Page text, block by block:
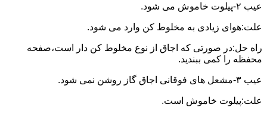
عیب ۲-پیلوت خاموش می شود.
علت:هوای زیادی به مخلوط کن وارد می شود.
راه حل:در صورتی که اجاق از نوع مخلوط کن دار است،صفحه
محفظه را کمی ببندید.
عیب ۳-مشعل های فوقانی اجاق گاز روشن نمی شود.
علت:پیلوت خاموش است.